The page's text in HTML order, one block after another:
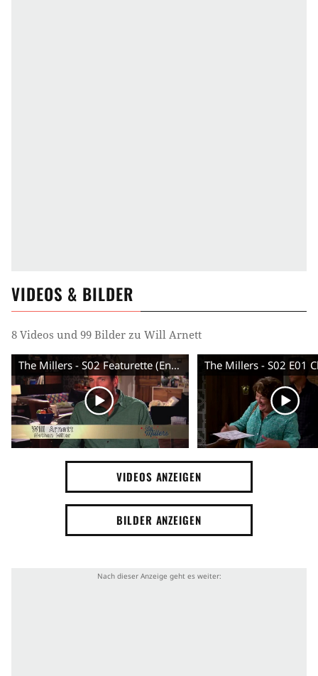
VIDEOS & BILDER
8 Videos und 99 Bilder zu Will Arnett
The Millers - S02 Featurette (English) HD
VIDEOS ANZEIGEN
BILDER ANZEIGEN